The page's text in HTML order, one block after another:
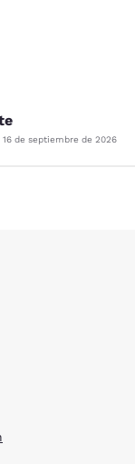
16 de septiembre de 2026